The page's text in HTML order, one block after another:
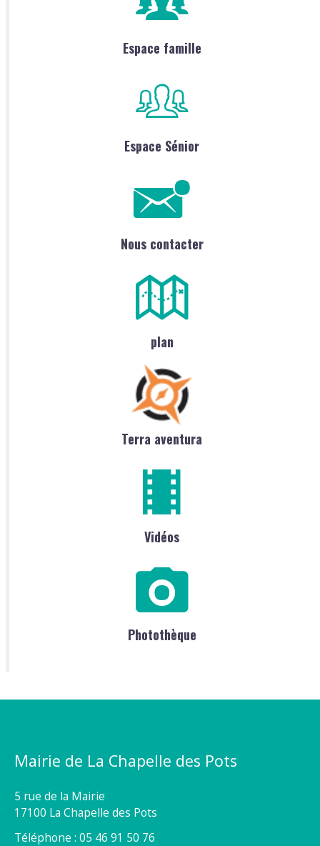
Espace famille
Espace Sénior
Nous contacter
plan
Terra aventura
Vidéos
Photothèque
Mairie de La Chapelle des Pots
5 rue de la Mairie
17100 La Chapelle des Pots
Téléphone : 05 46 91 50 76